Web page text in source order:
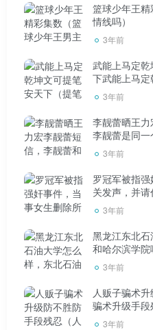
解为一种全新的狗粮传播方
咚咚传情是什么软件
先简单说一下这个功能。
机相互绑定，就可以在静态
对方你的手机会弹出来。是
功能模式:打开设置-便捷
看到“敲-敲”按钮，打开后绑
便的。
篮球少年王
情线吗）
3年前
武能上马定
下武能上马定
3年前
李靓蕾晒王
李靓蕾是同
3年前
罗冠军被指
关发声，并
实锤了吗？
3年前
黑龙江东北
和哈尔滨学
3年前
人贩子骗术
骗术升级手段
3年前